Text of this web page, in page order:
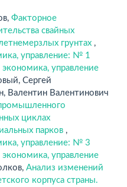
Факторное
свайных
грунтах ,
управление: № 1
управление
Сергей
Валентин Валентинович
циклах
парков ,
управление: № 3
управление
Анализ изменений
корпуса страны.